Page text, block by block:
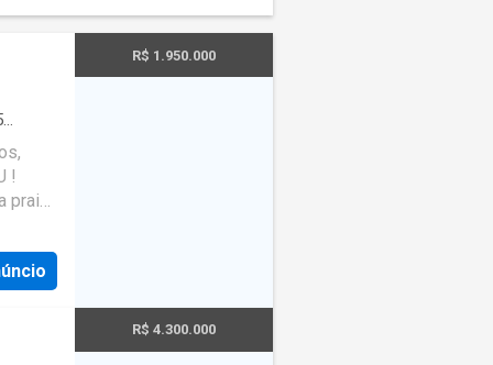
!
praia
03
R$ 1.950.000
R$ 4.300.000